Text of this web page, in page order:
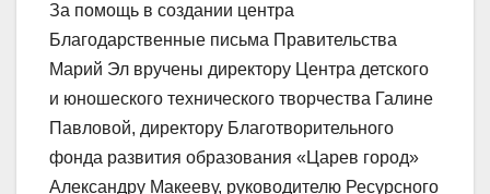
За помощь в создании центра
Благодарственные письма Правительства
Марий Эл вручены директору Центра детского
и юношеского технического творчества Галине
Павловой, директору Благотворительного
фонда развития образования «Царев город»
Александру Макееву, руководителю Ресурсного